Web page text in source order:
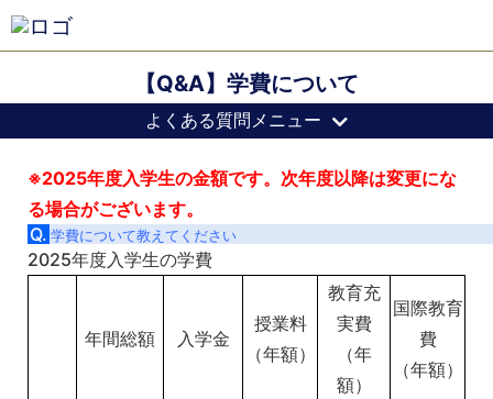
【Q&A】学費について
よくある質問メニュー
※2025年度入学生の金額です。次年度以降は変更にな
る場合がございます。
Q. 学費について教えてください
2025年度入学生の学費
年間総額 入学金
授業料
（年額）
教育充
実費
（年
額）
国際教育
費
（年額）